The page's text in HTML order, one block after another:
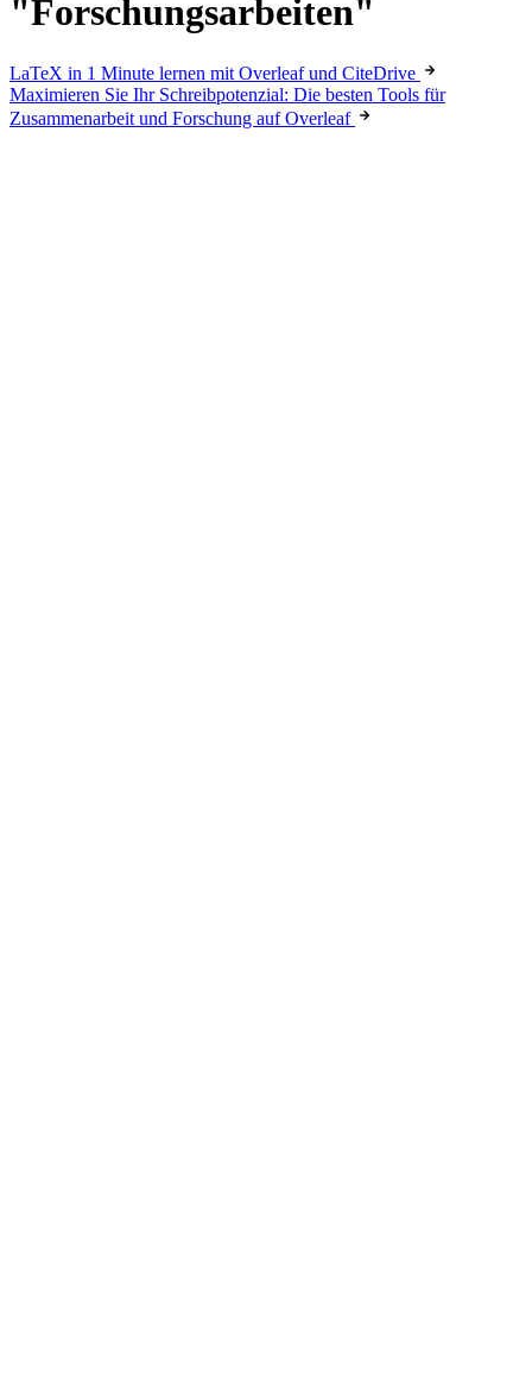
"Forschungsarbeiten"
LaTeX in 1 Minute lernen mit Overleaf und CiteDrive
Maximieren Sie Ihr Schreibpotenzial: Die besten Tools für
Zusammenarbeit und Forschung auf Overleaf